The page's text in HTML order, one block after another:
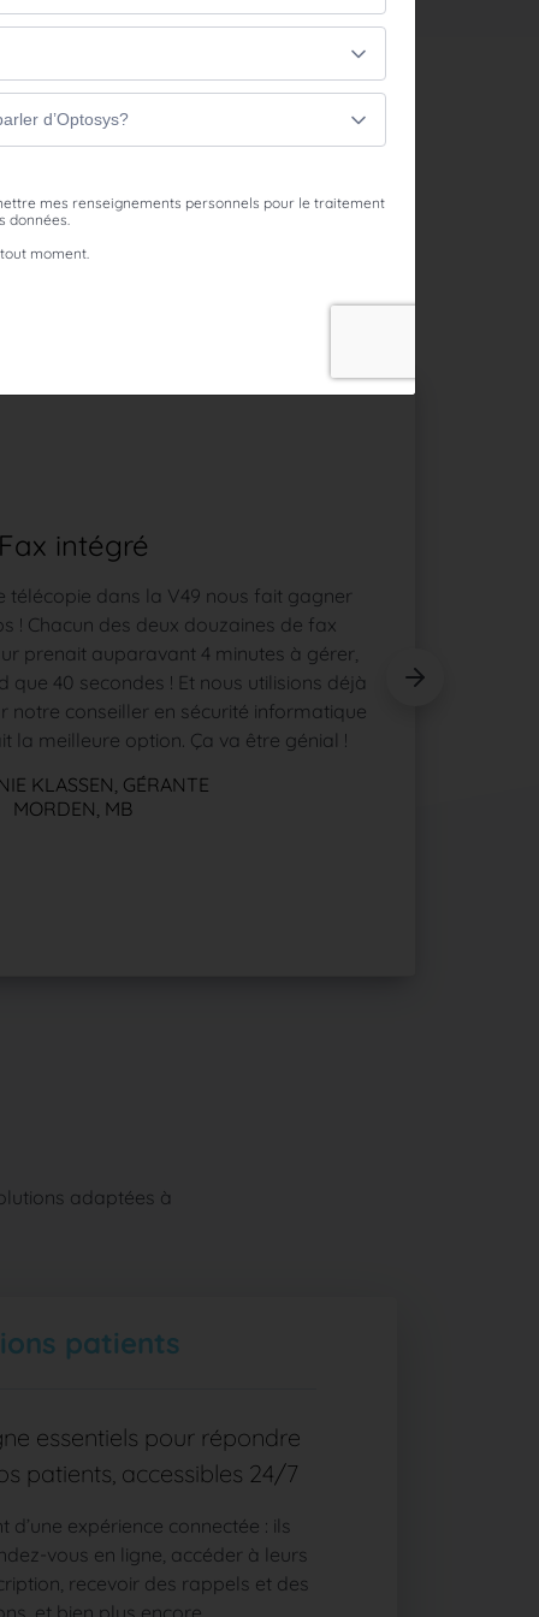
intégré
télécopie dans la V49 nous fait gagner
! Chacun des deux douzaines de fax
prenait auparavant 4 minutes à gérer,
que 40 secondes ! Et nous utilisions déjà
notre conseiller en sécurité informatique
la meilleure option. Ça va être génial !
KLASSEN, GÉRANTE
MORDEN, MB
adaptées à
patients
essentiels pour répondre
patients, accessibles 24/7
expérience connectée : ils
vous en ligne, accéder à leurs
recevoir des rappels et des
et bien plus encore.